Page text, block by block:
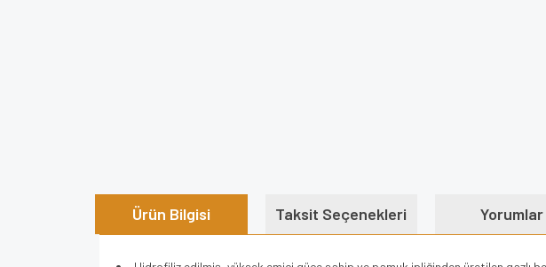
Ürün Bilgisi Taksit Seçenekleri Yorumlar